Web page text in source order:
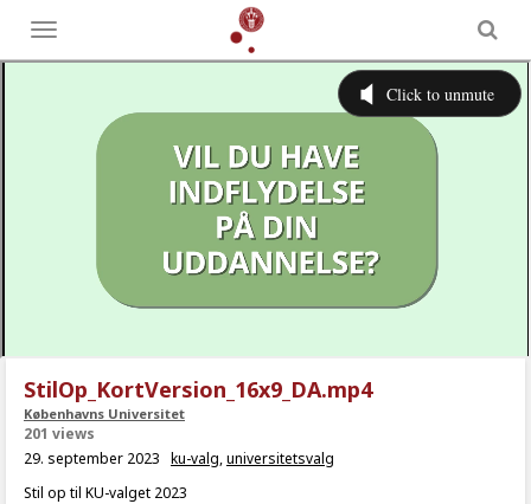
Toggle
menu
StilOp_KortVersion_16x9_DA.mp4
Københavns Universitet
201 views
29. september 2023 ku-valg,universitetsvalg
Stil op til KU-valget 2023